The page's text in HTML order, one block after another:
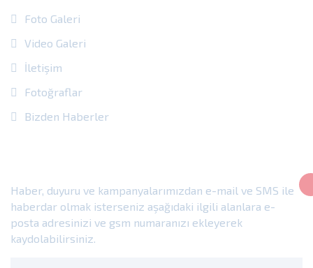
Foto Galeri
Video Galeri
İletişim
Fotoğraflar
Bizden Haberler
Haber, duyuru ve kampanyalarımızdan e-mail ve SMS ile
haberdar olmak isterseniz aşağıdaki ilgili alanlara e-
posta adresinizi ve gsm numaranızı ekleyerek
kaydolabilirsiniz.